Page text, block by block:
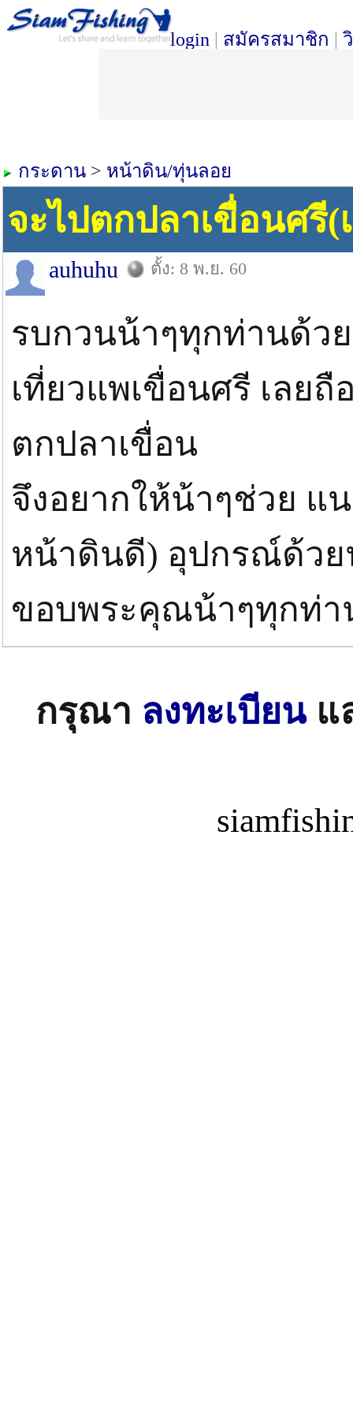
login | สมัครสมาชิก |
กระดาน > หน้าดิน/ทุ่นลอย
จะไปตกปลาเขื่อนศรี(
auhuhu ตั้ง: 8 พ.ย. 60
รบกวนน้าๆทุกท่านด้ว
เที่ยวแพเขื่อนศรี เลย
ตกปลาเขื่อน
จึงอยากให้น้าๆช่วย แ
หน้าดินดี) อุปกรณ์ด้วย
ขอบพระคุณน้าๆทุกท่า
กรุณา ลงทะเบียนแ